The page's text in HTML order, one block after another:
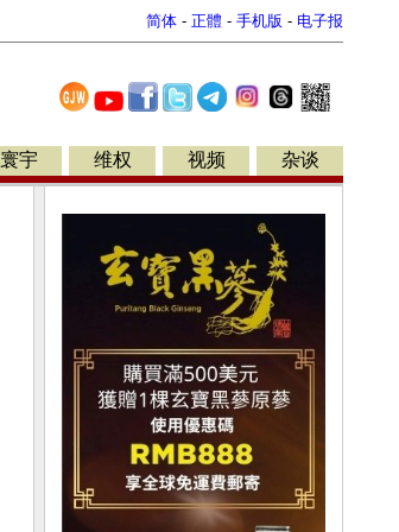
简体 - 正體 - 手机版 - 电子报
寰宇 维权 视频 杂谈